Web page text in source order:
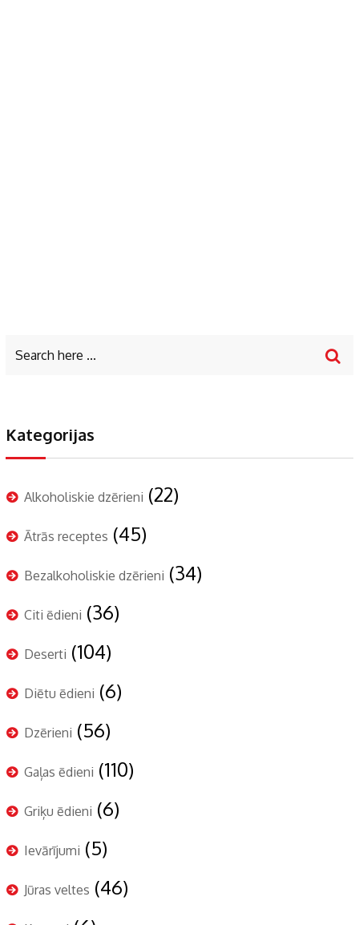
Kategorijas
Alkoholiskie dzērieni (22)
Ātrās receptes (45)
Bezalkoholiskie dzērieni (34)
Citi ēdieni (36)
Deserti (104)
Diētu ēdieni (6)
Dzērieni (56)
Gaļas ēdieni (110)
Griķu ēdieni (6)
Ievārījumi (5)
Jūras veltes (46)